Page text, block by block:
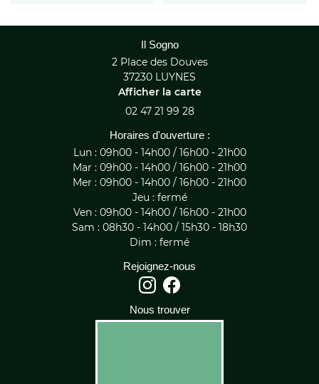
Il Sogno
2 Place des Douves
37230 LUYNES
Afficher la carte
02 47 21 99 28
Horaires d'ouverture :
Lun : 09h00 - 14h00 / 16h00 - 21h00
Mar : 09h00 - 14h00 / 16h00 - 21h00
Mer : 09h00 - 14h00 / 16h00 - 21h00
Jeu : fermé
Ven : 09h00 - 14h00 / 16h00 - 21h00
Sam : 08h30 - 14h00 / 15h30 - 18h30
Dim : fermé
Rejoignez-nous
Nous trouver